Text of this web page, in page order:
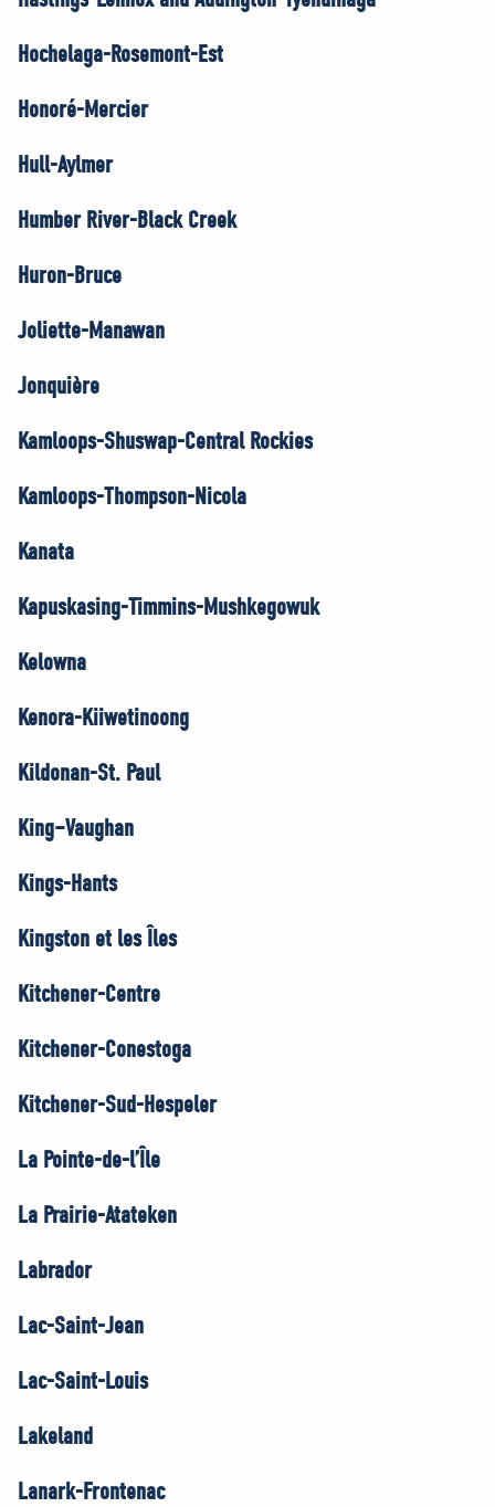
Hochelaga-Rosemont-Est
Honoré-Mercier
Hull-Aylmer
Humber River-Black Creek
Huron-Bruce
Joliette-Manawan
Jonquière
Kamloops-Shuswap-Central Rockies
Kamloops-Thompson-Nicola
Kanata
Kapuskasing-Timmins-Mushkegowuk
Kelowna
Kenora-Kiiwetinoong
Kildonan-St. Paul
King–Vaughan
Kings-Hants
Kingston et les Îles
Kitchener-Centre
Kitchener-Conestoga
Kitchener-Sud-Hespeler
La Pointe-de-l’Île
La Prairie-Atateken
Labrador
Lac-Saint-Jean
Lac-Saint-Louis
Lakeland
Lanark-Frontenac